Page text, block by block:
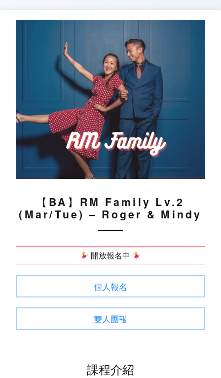
【BA】RM Family Lv.2
(Mar/Tue) – Roger & Mindy
開放報名中
個人報名
雙人團報
課程介紹